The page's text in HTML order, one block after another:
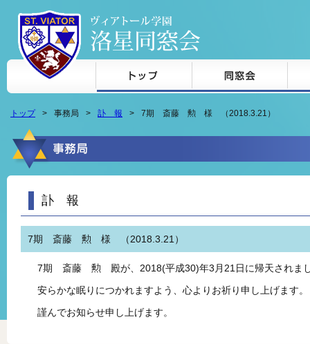
本文へジャンプ
トップ 事務局 訃 報 7期 斎藤 勲 様 （2018.3.21）
訃 報
7期 斎藤 勲 様 （2018.3.21）
7期 斎藤 勲 殿が、2018(平成30)年3月21日に帰天されま
安らかな眠りにつかれますよう、心よりお祈り申し上げます。
謹んでお知らせ申し上げます。